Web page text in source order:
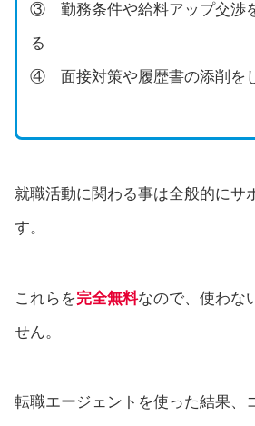
③ 勤務条件や給料アップ交渉
る
④ 面接対策や履歴書の添削を
就職活動に関わる事は全般的にサ
す。
これらを完全無料なので、使わな
せん。
転職エージェントを使った結果、